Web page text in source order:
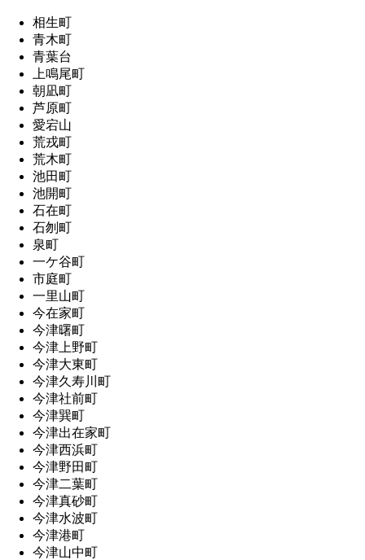
相生町
青木町
青葉台
上鳴尾町
朝凪町
芦原町
愛宕山
荒戎町
荒木町
池田町
池開町
石在町
石刎町
泉町
一ケ谷町
市庭町
一里山町
今在家町
今津曙町
今津上野町
今津大東町
今津久寿川町
今津社前町
今津巽町
今津出在家町
今津西浜町
今津野田町
今津二葉町
今津真砂町
今津水波町
今津港町
今津山中町